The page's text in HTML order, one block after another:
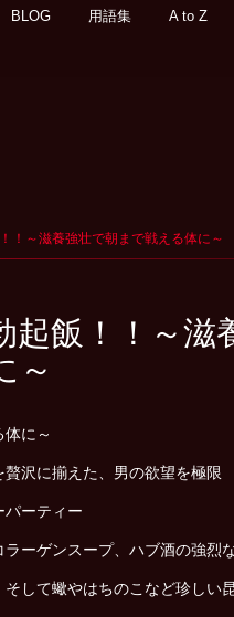
BLOG 用語集 A to Z
！～滋養強壮で朝まで戦える体に～
飯！！～滋
～
に～
沢に揃えた、男の欲望を極限
パーティー
ーゲンスープ、ハブ酒の強烈な
して蠍やはちのこなど珍しい